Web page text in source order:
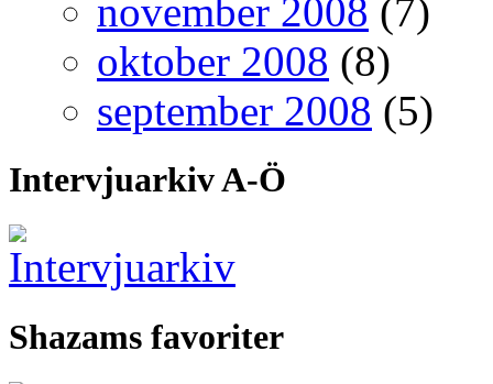
november 2008 (7)
oktober 2008 (8)
september 2008 (5)
Intervjuarkiv A-Ö
Shazams favoriter